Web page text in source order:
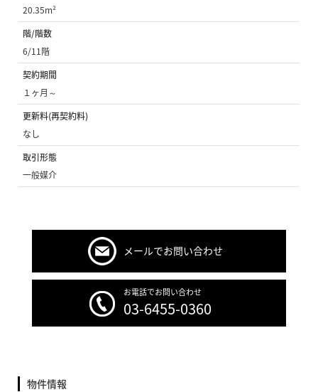
20.35m²
階/階数
6/11階
契約期間
１ヶ月～
更新料(再契約料)
なし
取引形態
一般媒介
メールでお問い合わせ
お電話でお問い合わせ
03-6455-0360
物件情報